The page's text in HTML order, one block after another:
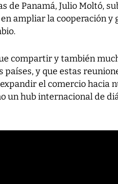
de Panamá, Julio Moltó,
ampliar la cooperación y
compartir y también
países, y que estas
el comercio hacia
un hub internacional de